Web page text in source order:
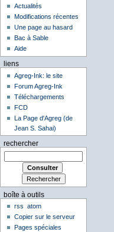
Actualités
Modifications récentes
Une page au hasard
Bac à Sable
Aide
liens
Agreg-Ink: le site
Forum Agreg-Ink
Téléchargements
FCD
La Page d'Agreg (de
Jean S. Sahai)
rechercher
boîte à outils
rss
atom
Copier sur le serveur
Pages spéciales